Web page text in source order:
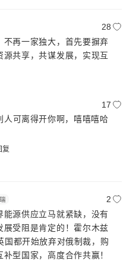
28
再一家独大，首先要摒弃
源共享，共谋发展，实现互
17
人可离得开你啊，嘻嘻嘻哈
复
2
能源供应立马就紧缺，没有
受阻是肯定的！霍尔木兹
国都开始放弃对俄制裁，购
型国家，高度合作共赢！